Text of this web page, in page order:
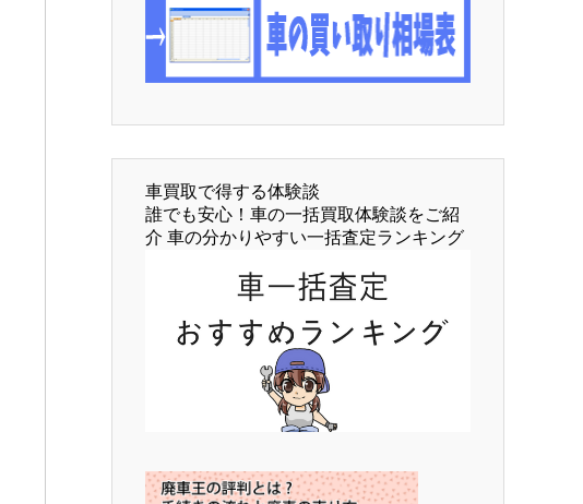
車買取で得する体験談
誰でも安心！車の一括買取体験談をご紹
介 車の分かりやすい一括査定ランキング